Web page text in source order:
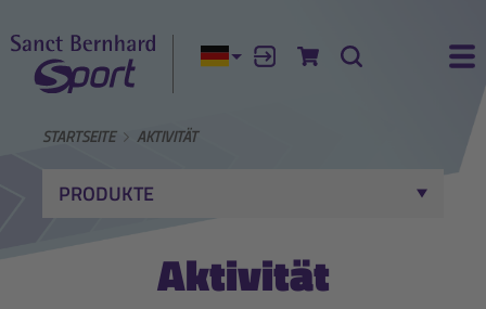
Aktuelle Sprache:
AnmeldenZum Warenkorb
Suche
STARTSEITE AKTIVITÄT
PRODUKTE
Aktivität